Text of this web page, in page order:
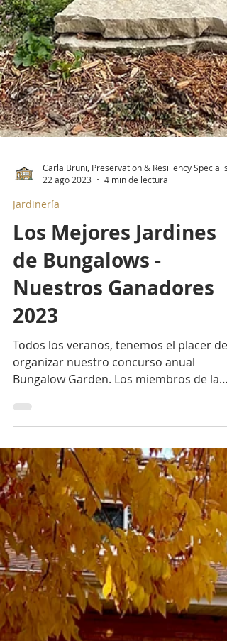
Carla Bruni, Preservation & Resiliency Specialist
22 ago 2023
4 min de lectura
Jardinería
Los Mejores Jardines
de Bungalows -
Nuestros Ganadores
2023
Todos los veranos, tenemos el placer de
CBA de todos los rincones de...